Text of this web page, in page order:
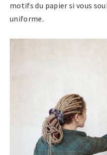
motifs du papier si vous
uniforme.